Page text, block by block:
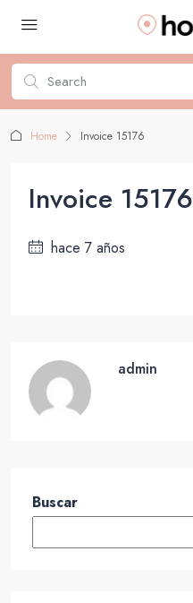
Home Invoice 15176
Invoice 15176
hace 7 años
admin
Buscar